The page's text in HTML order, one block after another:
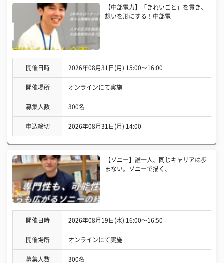
【中部電力】「きれいごと」を貫き、
想いを形にする！中部電
開催日時 2026年08月31日(月) 15:00〜16:00
開催場所 オンラインにて実施
募集人数 300名
申込締切 2026年08月31日(月) 14:00
【ソニー】誰一人、同じキャリアは歩
まない。ソニーで描く、
開催日時 2026年08月19日(水) 16:00〜16:50
開催場所 オンラインにて実施
募集人数 300名